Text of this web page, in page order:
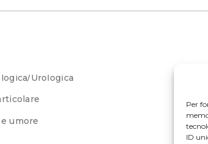
Per
ID
Urologica
umore